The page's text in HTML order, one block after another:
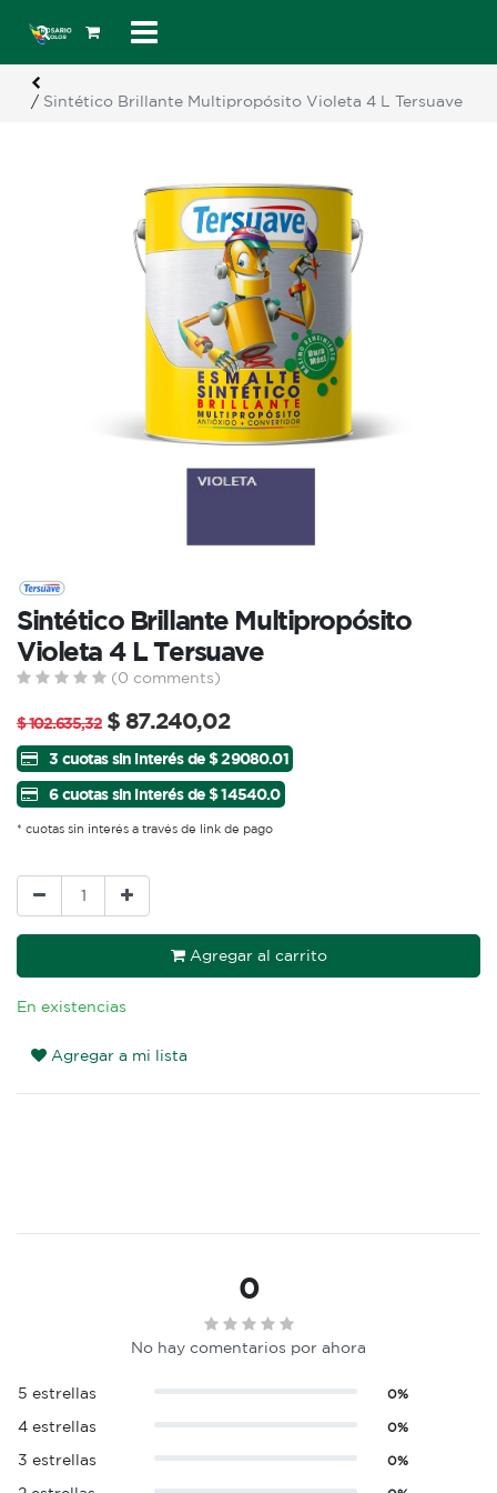
/ Sintético Brillante Multipropósito Violeta 4 L Tersuave
Sintético Brillante Multipropósito
Violeta 4 L Tersuave
(0 comments)
$102.635,32 $ 87.240,02
3 cuotas sin interés de $ 29080.01
6 cuotas sin interés de $ 14540.0
* cuotas sin interés a través de link de pago
Agregar al carrito
En existencias
Agregar a mi lista
0
No hay comentarios por ahora
5 estrellas 0%
4 estrellas 0%
3 estrellas 0%